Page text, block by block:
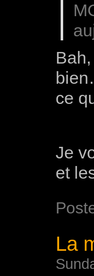
ce
Je
et
La